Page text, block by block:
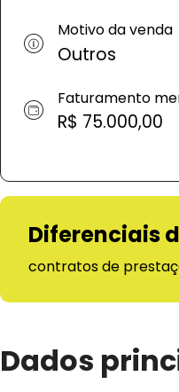
Motivo da venda
Outros
Faturamento
R$ 75.000,00
Diferenciais
contratos de
Dados